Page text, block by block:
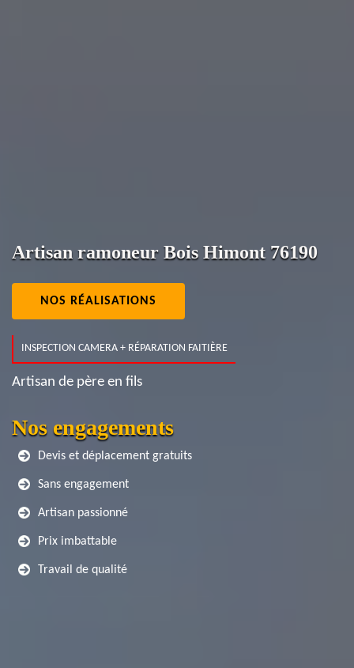
Artisan ramoneur Bois Himont 76190
NOS RÉALISATIONS
INSPECTION CAMERA + RÉPARATION FAITIÈRE
Artisan de père en fils
Nos engagements
Devis et déplacement gratuits
Sans engagement
Artisan passionné
Prix imbattable
Travail de qualité